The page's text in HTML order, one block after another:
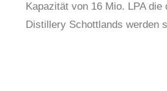
Kapazität von 16 Mio. LPA
Distillery Schottlands werden